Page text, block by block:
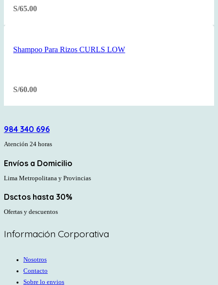
S/65.00
Shampoo Para Rizos CURLS LOW
S/60.00
984 340 696
Atención 24 horas
Envíos a Domicilio
Lima Metropolitana y Provincias
Dsctos hasta 30%
Ofertas y descuentos
Información Corporativa
Nosotros
Contacto
Sobre lo envios